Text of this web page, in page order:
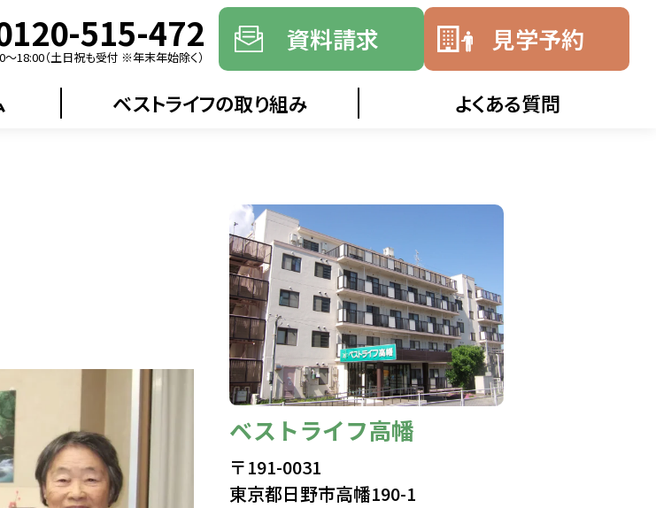
515-472
〜18:00（土日祝も受付 ※年末年始除く）
資料請求 見学予約
ベストライフの取り組み よくある質問
ベストライフ高幡
〒191-0031
東京都日野市高幡190-1